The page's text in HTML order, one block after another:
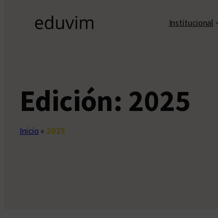
Institucional
Edición: 2025
Inicio » 2025